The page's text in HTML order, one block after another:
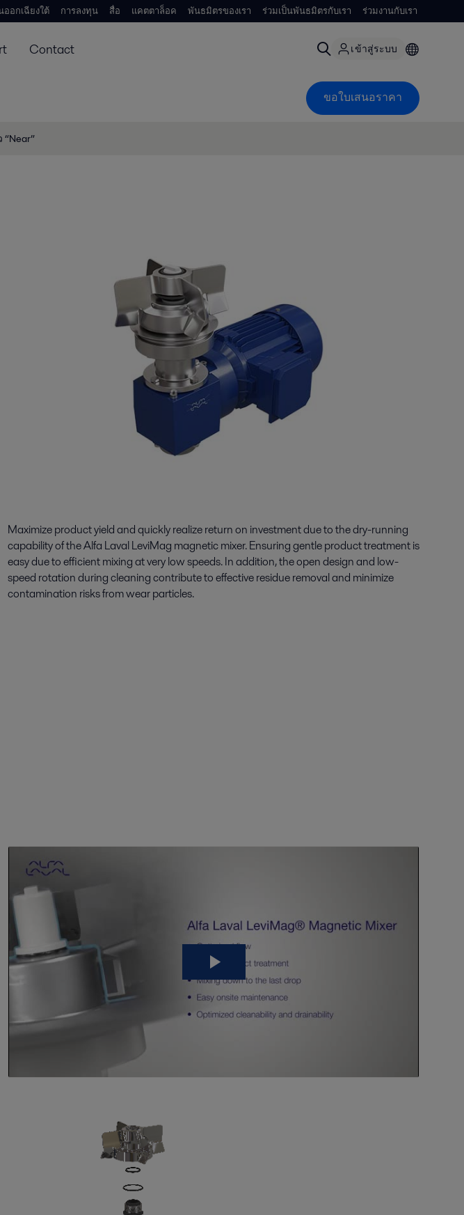
ออกเฉียงใต้ การลงทุน สื่อ แคตตาล็อค พันธมิตรของเรา ร่วมเป็นพันธมิตรกับเรา ร่วมงานกับเรา
Contact เข้าสู่ระบบ
ขอใบเสนอราคา
Maximize product yield and quickly realizereturn on investment due to the dry-running
capability of the Alfa LavalLeviMag magnetic mixer. Ensuring gentle product treatment is
easy due to efficient mixing at very low speeds.In addition,the open design and low-
speed rotation during cleaning contribute to effective residue removal and minimize
contamination risks from wear particles.